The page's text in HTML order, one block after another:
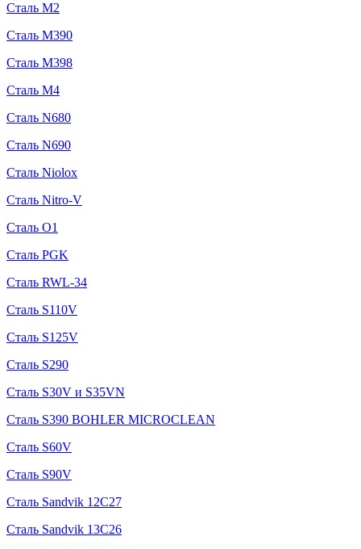
Сталь M2
Сталь M390
Сталь M398
Сталь M4
Сталь N680
Сталь N690
Сталь Niolox
Сталь Nitro-V
Сталь O1
Сталь PGK
Сталь RWL-34
Сталь S110V
Сталь S125V
Сталь S290
Сталь S30V и S35VN
Сталь S390 BOHLER MICROCLEAN
Сталь S60V
Сталь S90V
Сталь Sandvik 12C27
Сталь Sandvik 13C26